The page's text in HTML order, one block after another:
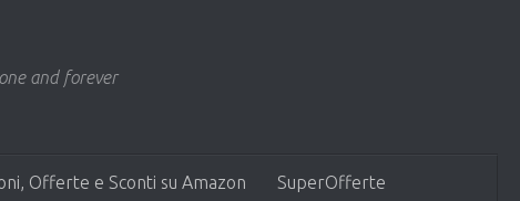
and forever
Offerte e Sconti su Amazon SuperOfferte